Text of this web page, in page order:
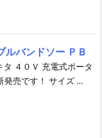
ルバンドソー ＰＢ
タ ４０Ｖ 充電式ポータ
発売です！ サイズ ...